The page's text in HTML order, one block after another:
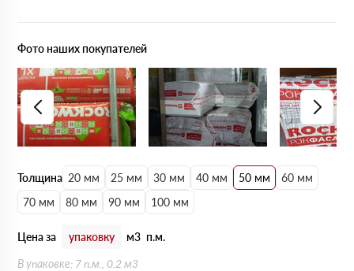
Толщина 20 мм 25 мм 30 мм 40 мм 50 мм
60 мм
70 мм
80 мм 90 мм 100 мм
Цена за упаковку м3 п.м.
В упаковке: 7 п.м., 0.2 м3
Фото наших покупателей